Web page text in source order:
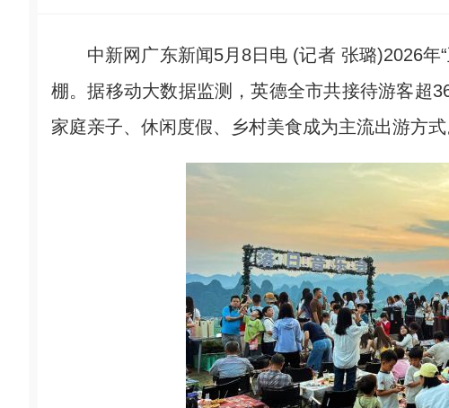
中新网广东新闻5月8日电 (记者 张璐)2026年“
棚。据移动大数据监测，英德全市共接待游客超
家庭亲子、休闲度假、乡村美食成为主流出游方式